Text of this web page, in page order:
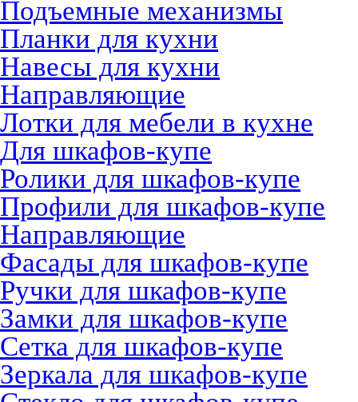
Подъемные механизмы
Планки для кухни
Навесы для кухни
Направляющие
Лотки для мебели в кухне
Для шкафов-купе
Ролики для шкафов-купе
Профили для шкафов-купе
Направляющие
Фасады для шкафов-купе
Ручки для шкафов-купе
Замки для шкафов-купе
Сетка для шкафов-купе
Зеркала для шкафов-купе